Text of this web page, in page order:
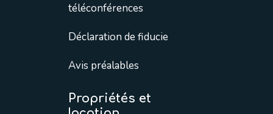
téléconférences
Déclaration de fiducie
Avis préalables
Propriétés et